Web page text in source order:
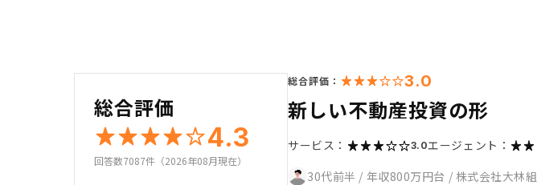
総合評価
4.3
回答数7087件（2026年08月現在）
総合評価： 3.0
新しい不動産投資の形
サービス： 3.0エージェント：
30代前半 / 年収800万円台 / 株式会社大林組